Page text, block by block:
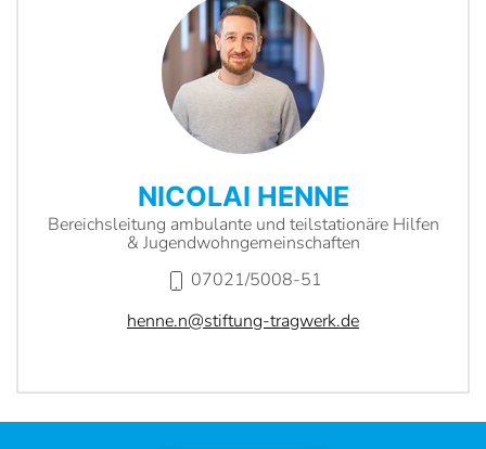
NICOLAI HENNE
Bereichsleitung ambulante und teilstationäre Hilfen
& Jugendwohngemeinschaften
07021/5008-51
henne.n@stiftung-tragwerk.de